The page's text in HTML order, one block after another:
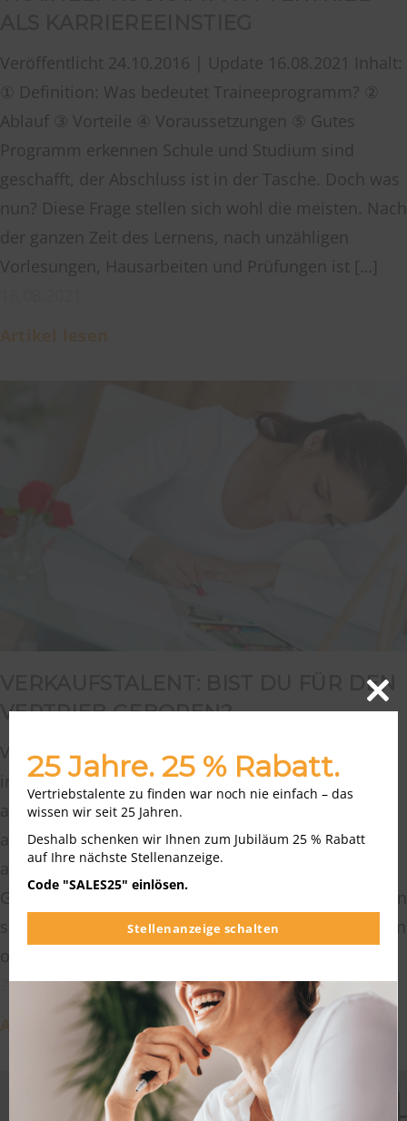
Veröffentlicht 24.10.2016 | Update 16.08.2021 Inhalt:
① Definition: Was bedeutet Traineeprogramm? ②
Ablauf ③ Vorteile ④ Voraussetzungen ⑤ Gutes
Programm erkennen Schule und Studium sind
geschafft, der Abschluss ist in der Tasche. Doch was
nun? Diese Frage stellen sich wohl die meisten. Nach
der ganzen Zeit des Lernens, nach unzähligen
Vorlesungen, Hausarbeiten und Prüfungen ist […]
VERKAUFSTALENT: BIST DU FÜR DEN
VERTRIEB GEBOREN?
Vertrieb liebt oder hasst man, so sehen es viele
innerhalb der Branche. Andererseits gibt es jedoch
auch die Möglichkeit, sich Tätigkeiten im Vertrieb
anzutrainieren. Grundsätzlich ist jedoch davon
auszugehen, dass zumindest eine positive
Grundeinstellung zur Arbeit im Vertrieb gegeben sein
sollte. Du willst dich gerade in die Berufswelt stürzen
oder neu orientieren? Du bist dir […]
23.11.2017
Artikel lesen
Close
25 Jahre. 25 % Rabatt.
Vertriebstalente zu finden war noch nie einfach – das
wissen wir seit 25 Jahren.
Deshalb schenken wir Ihnen zum Jubiläum 25 % Rabatt
auf Ihre nächste Stellenanzeige.
Code "SALES25" einlösen.
Stellenanzeige schalten